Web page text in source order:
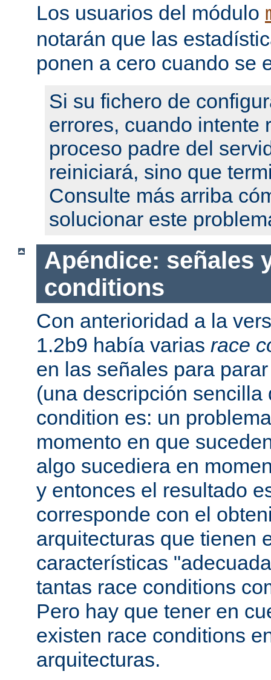
Los usuarios del módulo
notarán que las
ponen a cero cuando se
Si su fichero de
errores, cuando intente
proceso padre del
reiniciará, sino que
Consulte más arriba
solucionar este
Apéndice: señales
conditions
Con anterioridad a la
1.2b9 había varias race
en las señales para
(una descripción sencilla
condition es: un
momento en que
algo sucediera en
y entonces el resultado
corresponde con el
arquitecturas que tienen
características
tantas race conditions
Pero hay que tener en
existen race conditions
arquitecturas.